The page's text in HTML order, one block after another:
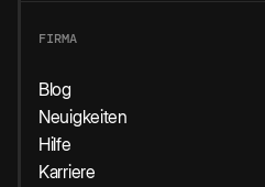
FIRMA
Blog
Neuigkeiten
Hilfe
Karriere